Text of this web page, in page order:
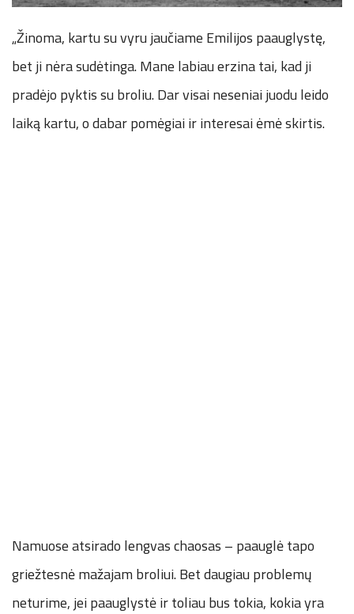
„Žinoma, kartu su vyru jaučiame Emilijos paauglystę,
bet ji nėra sudėtinga. Mane labiau erzina tai, kad ji
pradėjo pyktis su broliu. Dar visai neseniai juodu leido
laiką kartu, o dabar pomėgiai ir interesai ėmė skirtis.
Namuose atsirado lengvas chaosas – paauglė tapo
griežtesnė mažajam broliui. Bet daugiau problemų
neturime, jei paauglystė ir toliau bus tokia, kokia yra